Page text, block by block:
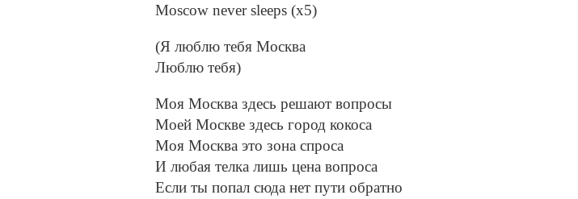
Moscow never sleeps (x5)
(Я люблю тебя Москва
Люблю тебя)
Моя Москва здесь решают вопросы
Моей Москве здесь город кокоса
Моя Москва это зона спроса
И любая телка лишь цена вопроса
Если ты попал сюда нет пути обратно